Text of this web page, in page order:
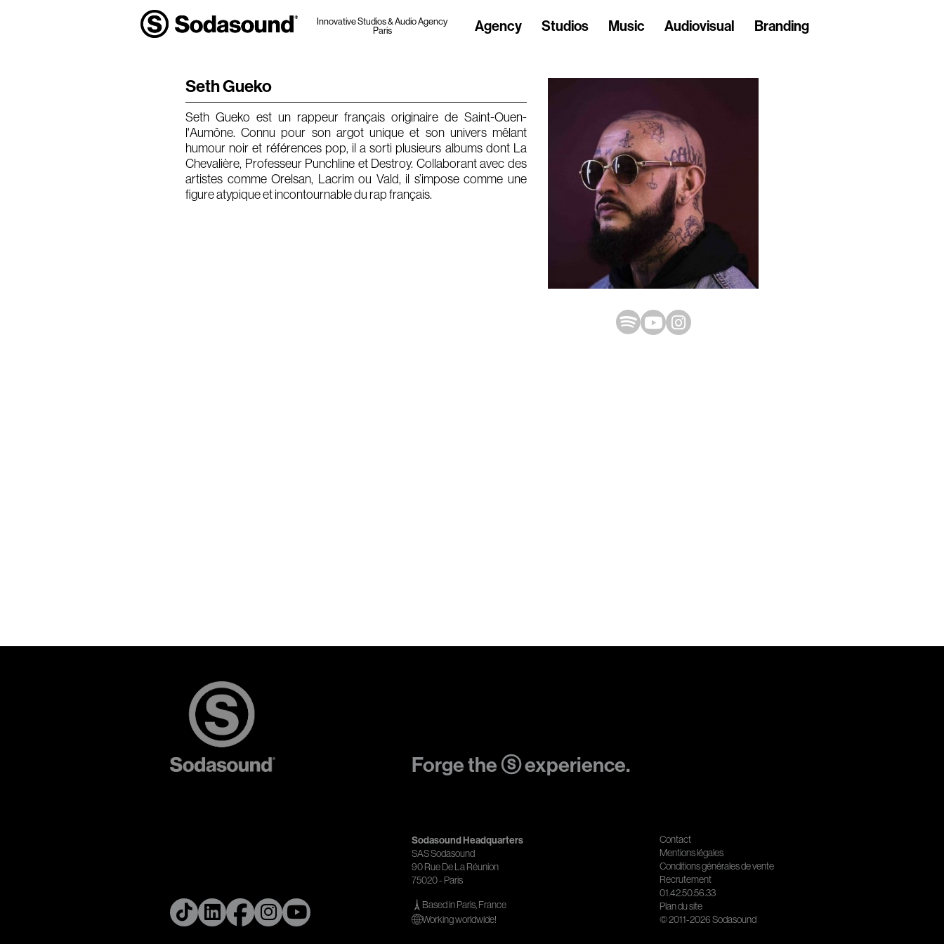
Innovative Studios & Audio Agency
Paris
Agency Studios Music Audiovisual Branding
Seth Gueko
Seth Gueko est un rappeur français originaire de Saint-Ouen-
l'Aumône. Connu pour son argot unique et son univers mêlant
humour noir et références pop, il a sorti plusieurs albums dont La
Chevalière, Professeur Punchline et Destroy. Collaborant avec des
artistes comme Orelsan, Lacrim ou Vald, il s’impose comme une
figure atypique et incontournable du rap français.
Forge the ⓢ experience.
Sodasound Headquarters
SAS Sodasound
90 Rue De La Réunion
75020 - Paris
Based in Paris, France
Working worldwide!
Contact
Mentions légales
Conditions générales de vente
Recrutement
01.42.50.56.33
Plan du site
© 2011-2026 Sodasound